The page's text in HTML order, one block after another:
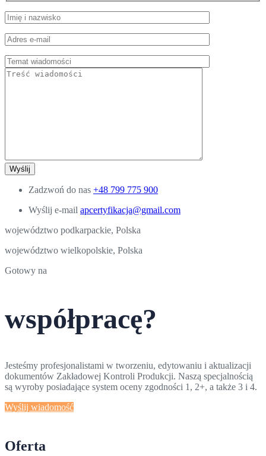
Zadzwoń do nas +48 799 775 900
Wyślij e-mail apcertyfikacja@gmail.com
województwo podkarpackie, Polska
województwo wielkopolskie, Polska
Gotowy na
współpracę?
Jesteśmy profesjonalistami w tworzeniu, edytowaniu i aktualizacji
dokumentów Zakładowej Kontroli Produkcji. Naszą specjalnością
są wyroby posiadające system oceny zgodności 1, 2+, a także 3 i 4.
Wyślij wiadomość
Oferta